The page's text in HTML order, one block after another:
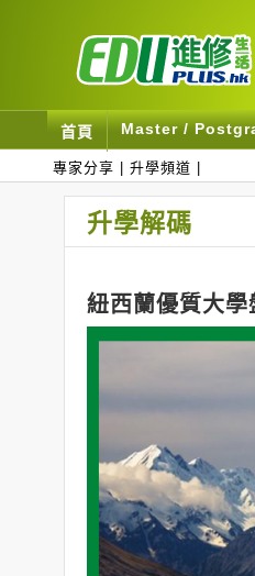
首頁 Master /
專家分享 升學頻道
升學解碼
紐西蘭優質大